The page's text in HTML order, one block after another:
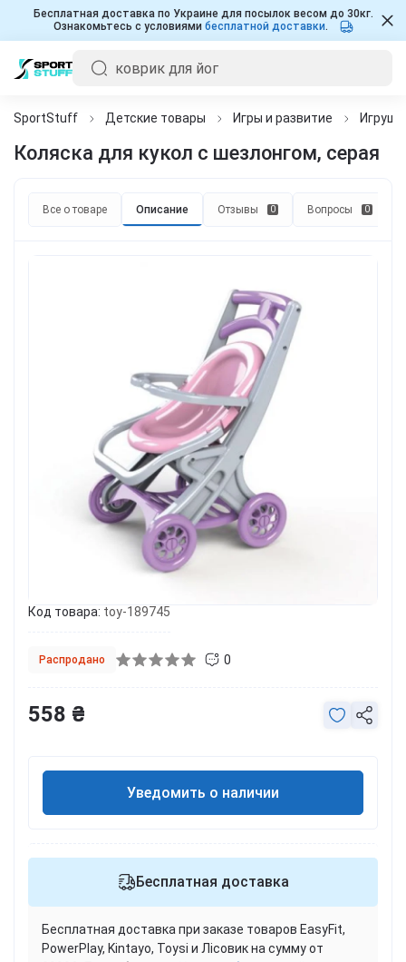
Бесплатная доставка по Украине для посылок весом до 30кг.
Ознакомьтесь с условиями бесплатной доставки.
SportStuff Детские товары Игры и развитие
Коляска для кукол с шезлонгом, серая
Все о товаре Описание Отзывы 0 Вопросы 0
Код товара: toy-189745
Распродано 0
558 ₴
Уведомить о наличии
Бесплатная доставка
Бесплатная доставка при заказе товаров EasyFit,
PowerPlay, Kintayo, Toysi и Лісовик на сумму от